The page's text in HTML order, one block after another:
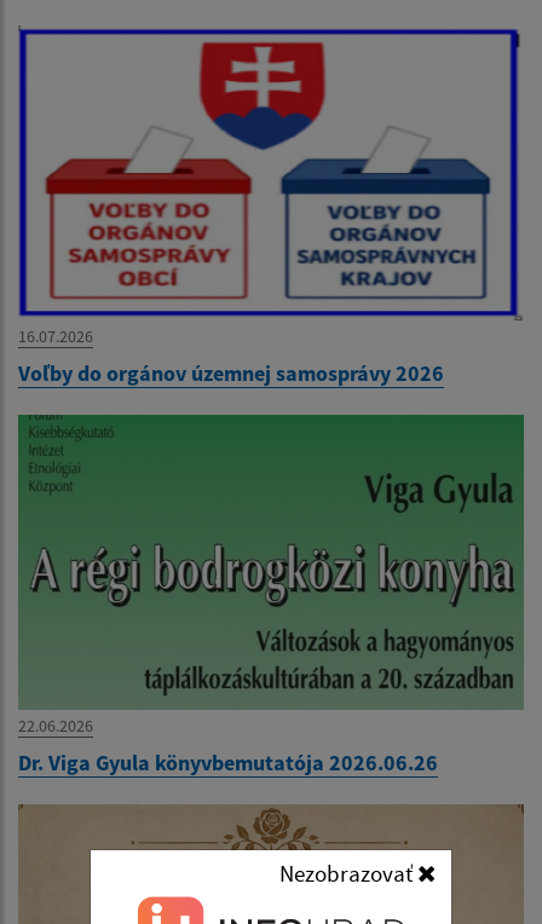
16.07.2026
Voľby do orgánov územnej samosprávy 2026
22.06.2026
Dr. Viga Gyula könyvbemutatója 2026.06.26
Nezobrazovať